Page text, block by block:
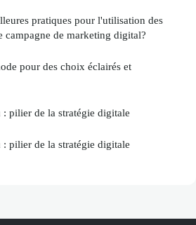
pratiques pour l'utilisation des
campagne de marketing digital?
pour des choix éclairés et
pilier de la stratégie digitale
pilier de la stratégie digitale